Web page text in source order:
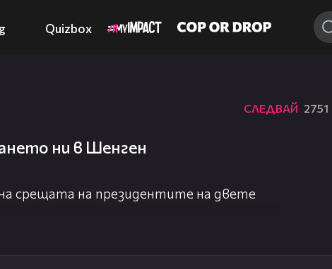
Quizbox
СЛЕДВАЙ 2751
ни в Шенген
срещата на президентите на двете